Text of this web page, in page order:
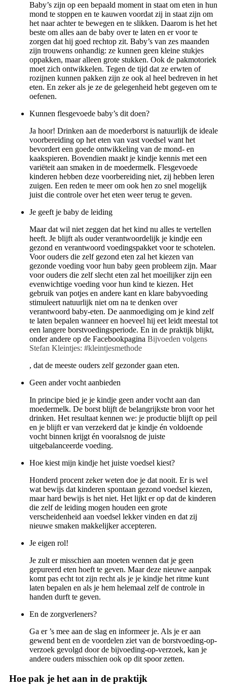
Baby’s zijn op een bepaald moment in staat om eten in hun
mond te stoppen en te kauwen voordat zij in staat zijn om
het naar achter te bewegen en te slikken. Daarom is het het
beste om alles aan de baby over te laten en er voor te
zorgen dat hij goed rechtop zit. Baby’s van zes maanden
zijn trouwens onhandig: ze kunnen geen kleine stukjes
oppakken, maar alleen grote stukken. Ook de pakmotoriek
moet zich ontwikkelen. Tegen de tijd dat ze erwten of
rozijnen kunnen pakken zijn ze ook al heel bedreven in het
eten. En zeker als je ze de gelegenheid hebt gegeven om te
oefenen.
Kunnen flesgevoede baby’s dit doen?
Ja hoor! Drinken aan de moederborst is natuurlijk de ideale
voorbereiding op het eten van vast voedsel want het
bevordert een goede ontwikkeling van de mond- en
kaakspieren. Bovendien maakt je kindje kennis met een
variëteit aan smaken in de moedermelk. Flesgevoede
kinderen hebben deze voorbereiding niet, zij hebben leren
zuigen. Een reden te meer om ook hen zo snel mogelijk
juist die controle over het eten weer terug te geven.
Je geeft je baby de leiding
Maar dat wil niet zeggen dat het kind nu alles te vertellen
heeft. Je blijft als ouder verantwoordelijk je kindje een
gezond en verantwoord voedingspakket voor te schotelen.
Voor ouders die zelf gezond eten zal het kiezen van
gezonde voeding voor hun baby geen probleem zijn. Maar
voor ouders die zelf slecht eten zal het moeilijker zijn een
evenwichtige voeding voor hun kind te kiezen. Het
gebruik van potjes en andere kant en klare babyvoeding
stimuleert natuurlijk niet om na te denken over
verantwoord baby-eten. De aanmoediging om je kind zelf
te laten bepalen wanneer en hoeveel hij eet leidt meestal tot
een langere borstvoedingsperiode. En in de praktijk blijkt,
onder andere op de Facebookpagina Bijvoeden volgens
Stefan Kleintjes: #kleintjesmethode
, dat de meeste ouders zelf gezonder gaan eten.
Geen ander vocht aanbieden
In principe bied je je kindje geen ander vocht aan dan
moedermelk. De borst blijft de belangrijkste bron voor het
drinken. Het resultaat kennen we: je productie blijft op peil
en je blijft er van verzekerd dat je kindje én voldoende
vocht binnen krijgt én vooralsnog de juiste
uitgebalanceerde voeding.
Hoe kiest mijn kindje het juiste voedsel kiest?
Honderd procent zeker weten doe je dat nooit. Er is wel
wat bewijs dat kinderen spontaan gezond voedsel kiezen,
maar hard bewijs is het niet. Het lijkt er op dat de kinderen
die zelf de leiding mogen houden een grote
verscheidenheid aan voedsel lekker vinden en dat zij
nieuwe smaken makkelijker accepteren.
Je eigen rol!
Je zult er misschien aan moeten wennen dat je geen
gepureerd eten hoeft te geven. Maar deze nieuwe aanpak
komt pas echt tot zijn recht als je je kindje het ritme kunt
laten bepalen en als je hem helemaal zelf de controle in
handen durft te geven.
En de zorgverleners?
Ga er ’s mee aan de slag en informeer je. Als je er aan
gewend bent en de voordelen ziet van de borstvoeding-op-
verzoek gevolgd door de bijvoeding-op-verzoek, kan je
andere ouders misschien ook op dit spoor zetten.
Hoe pak je het aan in de praktijk